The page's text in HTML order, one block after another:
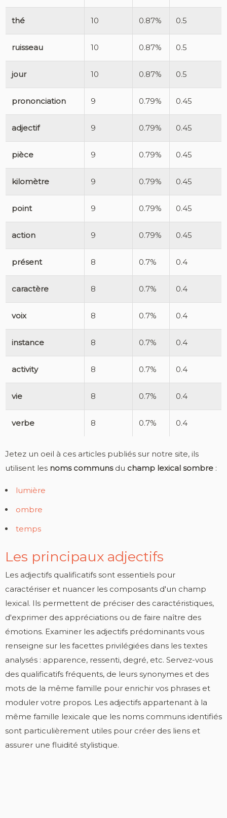
thé 10 0.87% 0.5
ruisseau 10 0.87% 0.5
jour 10 0.87% 0.5
prononciation 9 0.79% 0.45
adjectif 9 0.79% 0.45
pièce 9 0.79% 0.45
kilomètre 9 0.79% 0.45
point 9 0.79% 0.45
action 9 0.79% 0.45
présent 8 0.7% 0.4
caractère 8 0.7% 0.4
voix 8 0.7% 0.4
instance 8 0.7% 0.4
activity 8 0.7% 0.4
vie 8 0.7% 0.4
verbe 8 0.7% 0.4
Jetez un oeil à ces articles publiés sur notre site, ils
utilisent les noms communsdu champ lexical sombre :
lumière
ombre
temps
Les principaux adjectifs
Les adjectifs qualificatifs sont essentiels pour
caractériser et nuancer les composants d'un champ
lexical. Ils permettent de préciser des caractéristiques,
d'exprimer des appréciations ou de faire naître des
émotions. Examiner les adjectifs prédominants vous
renseigne sur les facettes privilégiées dans les textes
analysés : apparence, ressenti, degré, etc. Servez-vous
des qualificatifs fréquents, de leurs synonymes et des
mots de la même famille pour enrichir vos phrases et
moduler votre propos. Les adjectifs appartenant à la
même famille lexicale que les noms communs identifiés
sont particulièrement utiles pour créer des liens et
assurer une fluidité stylistique.